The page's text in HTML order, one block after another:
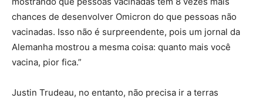
chances de desenvolver Omicron do que pessoas não
vacinadas. Isso não é surpreendente, pois um jornal da
Alemanha mostrou a mesma coisa: quanto mais você
vacina, pior fica.”
Justin Trudeau, no entanto, não precisa ir a terras